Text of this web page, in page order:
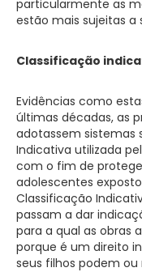
particularmente as
estão mais sujeitas a
Classificação
Evidências como
últimas décadas, as
adotassem sistemas
Indicativa utilizada
com o fim de
adolescentes
Classificação
passam a dar
para a qual as obras
porque é um direito
seus filhos podem